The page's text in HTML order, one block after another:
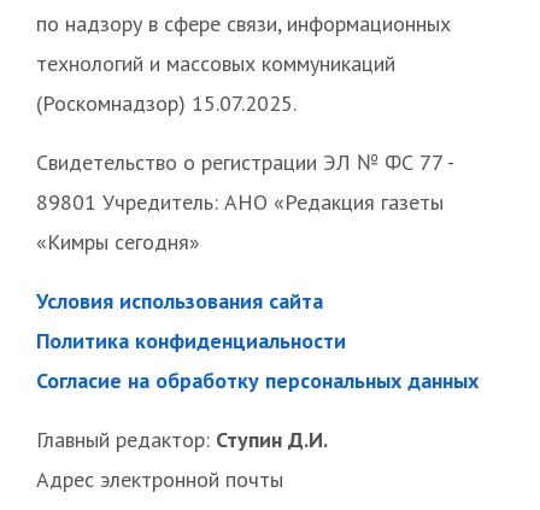
по надзору в сфере связи, информационных
технологий и массовых коммуникаций
(Роскомнадзор) 15.07.2025.
Свидетельство о регистрации ЭЛ № ФС 77 -
89801 Учредитель: АНО «Редакция газеты
«Кимры сегодня»
Условия использования сайта
Политика конфиденциальности
Согласие на обработку персональных данных
Главный редактор: Ступин Д.И.
Адрес электронной почты